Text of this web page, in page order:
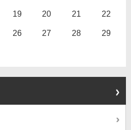
19 20 21 22
26 27 28 29